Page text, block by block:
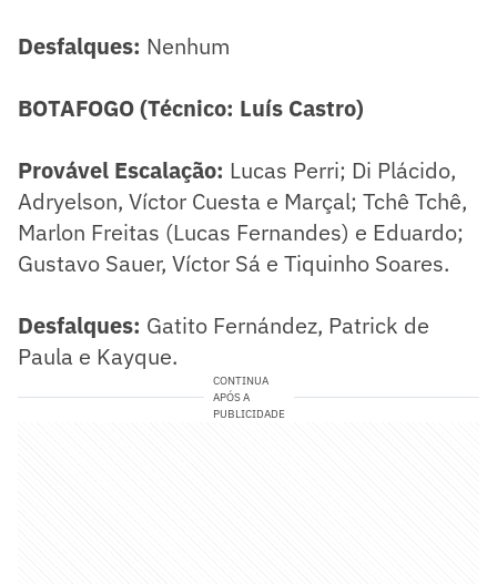
Desfalques: Nenhum
BOTAFOGO (Técnico: Luís Castro)
Provável Escalação: Lucas Perri; Di Plácido,
Adryelson, Víctor Cuesta e Marçal; Tchê Tchê,
Marlon Freitas (Lucas Fernandes) e Eduardo;
Gustavo Sauer, Víctor Sá e Tiquinho Soares.
Desfalques: Gatito Fernández, Patrick de
Paula e Kayque.
CONTINUA
APÓS A
PUBLICIDADE